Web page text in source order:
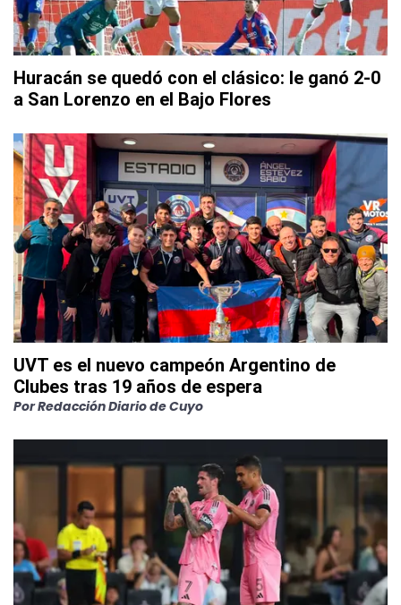
Huracán se quedó con el clásico: le ganó 2-0
a San Lorenzo en el Bajo Flores
UVT es el nuevo campeón Argentino de
Clubes tras 19 años de espera
PorRedacción Diario de Cuyo